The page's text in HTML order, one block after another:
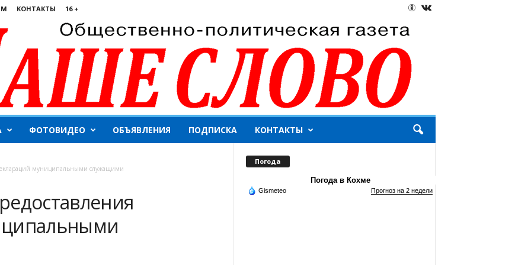
КОНТАКТЫ 16 +
ФОТОВИДЕО ОБЪЯВЛЕНИЯ ПОДПИСКА КОНТАКТЫ
муниципальными служащими
Погода
Погода в Кохме
Gismeteo Прогноз на 2 недели